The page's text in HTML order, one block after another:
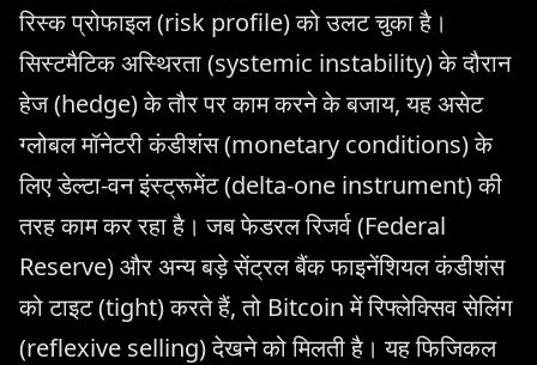
रिस्क प्रोफाइल (risk profile) को उलट चुका है।
सिस्टमैटिक अस्थिरता (systemic instability) के दौरान
हेज (hedge) के तौर पर काम करने के बजाय, यह असेट
ग्लोबल मॉनेटरी कंडीशंस (monetary conditions) के
लिए डेल्टा-वन इंस्ट्रूमेंट (delta-one instrument) की
तरह काम कर रहा है। जब फेडरल रिजर्व (Federal
Reserve) और अन्य बड़े सेंट्रल बैंक फाइनेंशियल कंडीशंस
को टाइट (tight) करते हैं, तो Bitcoin में रिफ्लेक्सिव सेलिंग
(reflexive selling) देखने को मिलती है। यह फिजिकल